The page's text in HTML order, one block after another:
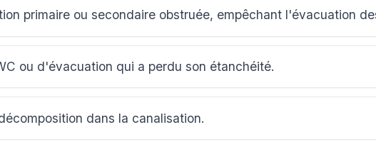
primaire ou secondaire obstruée, empêchant l'évacuation
ou d'évacuation qui a perdu son étanchéité.
dans la canalisation.